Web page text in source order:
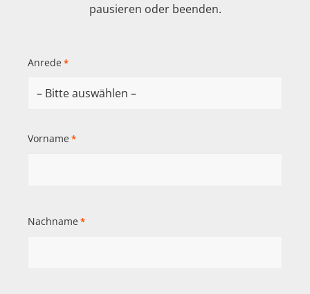
pausieren oder beenden.
Anrede *
Vorname *
Nachname *